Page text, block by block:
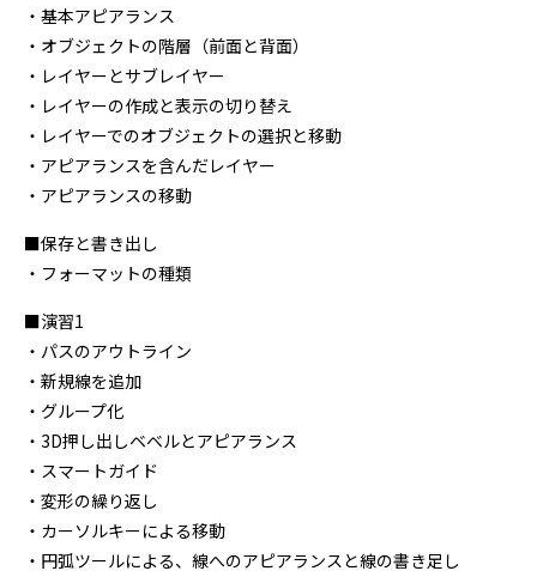
・基本アピアランス
・オブジェクトの階層（前面と背面）
・レイヤーとサブレイヤー
・レイヤーの作成と表示の切り替え
・レイヤーでのオブジェクトの選択と移動
・アピアランスを含んだレイヤー
・アピアランスの移動
■保存と書き出し
・フォーマットの種類
■演習1
・パスのアウトライン
・新規線を追加
・グループ化
・3D押し出しベベルとアピアランス
・スマートガイド
・変形の繰り返し
・カーソルキーによる移動
・円弧ツールによる、線へのアピアランスと線の書き足し